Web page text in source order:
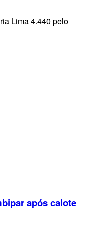
Lima 4.440 pelo
após calote